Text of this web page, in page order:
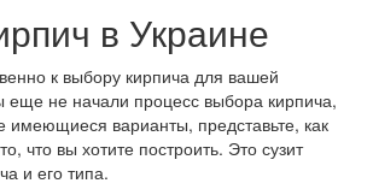
в Украине
к выбору кирпича для вашей
еще не начали процесс выбора кирпича,
имеющиеся варианты, представьте, как
что вы хотите построить. Это сузит
и его типа.